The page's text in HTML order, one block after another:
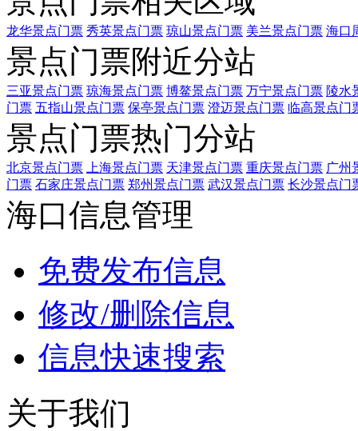
龙华景点门票 秀英景点门票 琼山景点门票 美兰景点门票 海口
景点门票附近分站
三亚景点门票 琼海景点门票 博鳌景点门票 万宁景点门票 陵水
门票 五指山景点门票 保亭景点门票 澄迈景点门票 临高景点门
景点门票热门分站
北京景点门票 上海景点门票 天津景点门票 重庆景点门票 广州
门票 石家庄景点门票 郑州景点门票 武汉景点门票 长沙景点门
海口信息管理
免费发布信息
修改/删除信息
信息快速搜索
关于我们